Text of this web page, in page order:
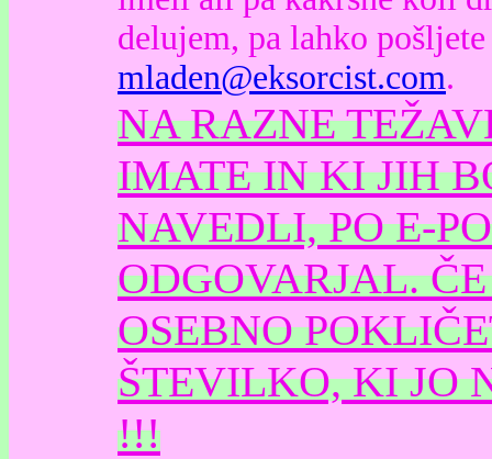
delujem, pa lahko
mladen@eksorcist.com.
NA RAZNE
IMATE IN KI JIH
NAVEDLI, PO E-
ODGOVARJAL.
OSEBNO
ŠTEVILKO, KI JO
!!!